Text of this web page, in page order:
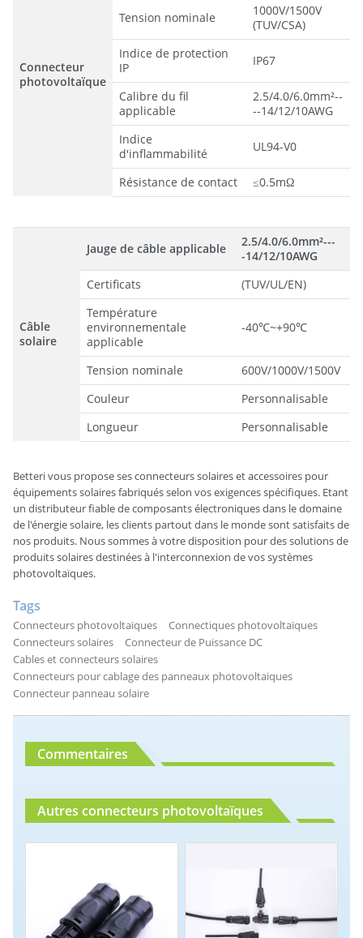
Connecteur
photovoltaïque
Tension nominale
1000V/1500V
(TUV/CSA)
Indice de protection
IP
IP67
Calibre du fil
applicable
2.5/4.0/6.0mm²--
--14/12/10AWG
Indice
d'inflammabilité
UL94-V0
Résistance de contact ≤0.5mΩ
Câble
solaire
Jauge de câble applicable
2.5/4.0/6.0mm²---
-14/12/10AWG
Certificats
(TUV/UL/EN)
Température
environnementale
applicable
-40℃~+90℃
Tension nominale
600V/1000V/1500V
Couleur
Personnalisable
Longueur
Personnalisable
Betteri vous propose ses connecteurs solaires et accessoires pour
équipements solaires fabriqués selon vos exigences spécifiques. Etant
un distributeur fiable de composants électroniques dans le domaine
de l'énergie solaire, les clients partout dans le monde sont satisfaits de
nos produits. Nous sommes à votre disposition pour des solutions de
produits solaires destinées à l'interconnexion de vos systèmes
photovoltaïques.
Tags
Connecteurs photovoltaïques
Connectiques photovoltaïques
Connecteurs solaires
Connecteur de Puissance DC
Cables et connecteurs solaires
Connecteurs pour cablage des panneaux photovoltaiques
Connecteur panneau solaire
Commentaires
Autres connecteurs photovoltaïques